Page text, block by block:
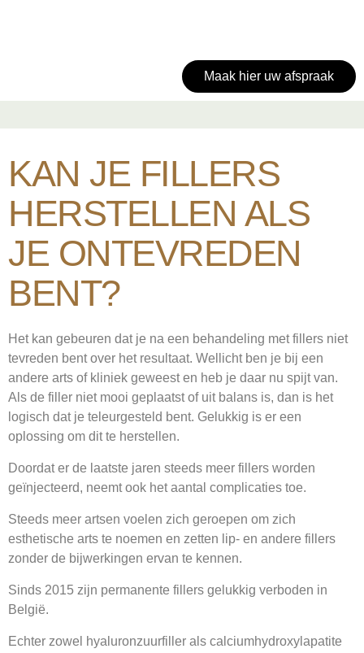
Maak hier uw afspraak
KAN JE FILLERS
HERSTELLEN ALS
JE ONTEVREDEN
BENT?
Het kan gebeuren dat je na een behandeling met fillers niet
tevreden bent over het resultaat. Wellicht ben je bij een
andere arts of kliniek geweest en heb je daar nu spijt van.
Als de filler niet mooi geplaatst of uit balans is, dan is het
logisch dat je teleurgesteld bent. Gelukkig is er een
oplossing om dit te herstellen.
Doordat er de laatste jaren steeds meer fillers worden
geïnjecteerd, neemt ook het aantal complicaties toe.
Steeds meer artsen voelen zich geroepen om zich
esthetische arts te noemen en zetten lip- en andere fillers
zonder de bijwerkingen ervan te kennen.
Sinds 2015 zijn permanente fillers gelukkig verboden in
België.
Echter zowel hyaluronzuurfiller als calciumhydroxylapatite